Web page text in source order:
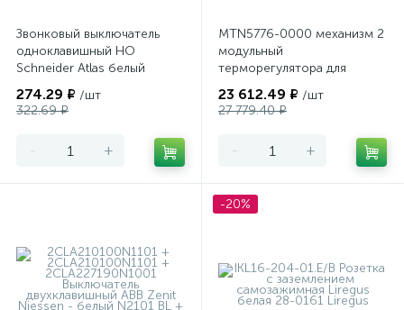
Звонковый выключатель
одноклавишный НО
Schneider Atlas белый
274.29 ₽ /шт
322.69 ₽
- +
MTN5776-0000 механизм 2
модульный
терморегулятора для
программируемый Merten
23 612.49 ₽ /шт
27 779.40 ₽
- +
-20%